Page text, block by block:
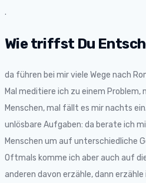
.
Wie triffst Du
da führen bei mir viele Wege nach
Mal meditiere ich zu einem Problem,
Menschen, mal fällt es mir nachts ein.
unlösbare Aufgaben: da berate ich
Menschen um auf unterschiedliche
Oftmals komme ich aber auch auf
anderen davon erzähle, dann erzähle